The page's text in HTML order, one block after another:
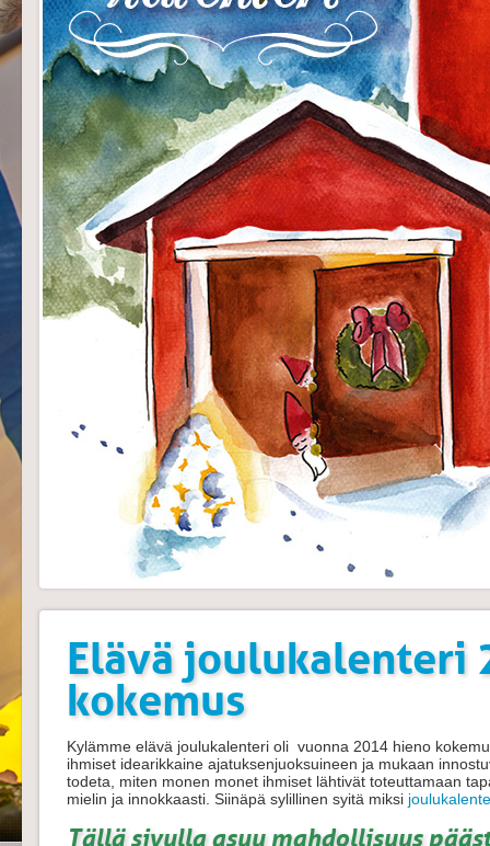
Elävä joulukalenteri
kokemus
Kylämme elävä joulukalenteri oli vuonna 2014 hieno
ihmiset idearikkaine ajatuksenjuoksuineen ja mukaan
todeta, miten monen monet ihmiset lähtivät toteuttamaan
mielin ja innokkaasti. Siinäpä sylillinen syitä miksi
Tällä sivulla asuu mahdollisuus